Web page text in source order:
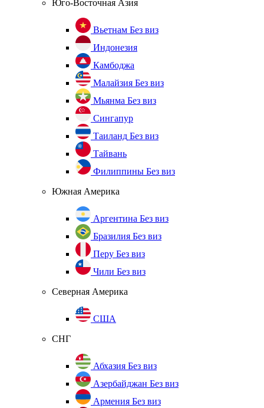
Юго-Восточная Азия
Вьетнам Без виз
Индонезия
Камбоджа
Малайзия Без виз
Мьянма Без виз
Сингапур
Таиланд Без виз
Тайвань
Филиппины Без виз
Южная Америка
Аргентина Без виз
Бразилия Без виз
Перу Без виз
Чили Без виз
Северная Америка
США
СНГ
Абхазия Без виз
Азербайджан Без виз
Армения Без виз